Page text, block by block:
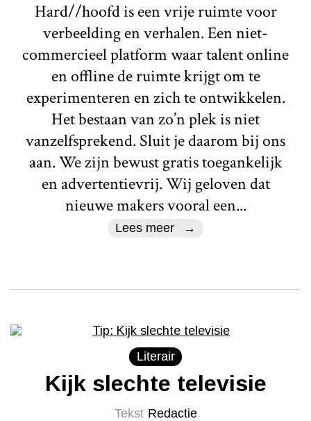
Hard//hoofd is een vrije ruimte voor
verbeelding en verhalen. Een niet-
commercieel platform waar talent online
en offline de ruimte krijgt om te
experimenteren en zich te ontwikkelen.
Het bestaan van zo’n plek is niet
vanzelfsprekend. Sluit je daarom bij ons
aan. We zijn bewust gratis toegankelijk
en advertentievrij. Wij geloven dat
nieuwe makers vooral een...
Lees meer
Literair
Kijk slechte televisie
Tekst Redactie